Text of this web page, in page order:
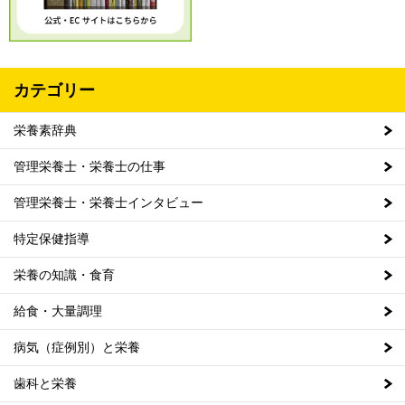
カテゴリー
栄養素辞典
管理栄養士・栄養士の仕事
管理栄養士・栄養士インタビュー
特定保健指導
栄養の知識・食育
給食・大量調理
病気（症例別）と栄養
歯科と栄養